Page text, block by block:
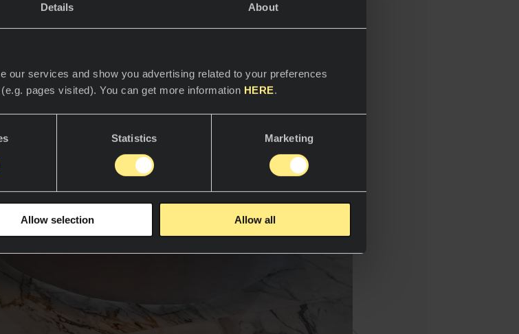
Details About
our services and show you advertising related to your preferences
pages visited). You can get more information HERE
Statistics Marketing
Allow selection Allow all